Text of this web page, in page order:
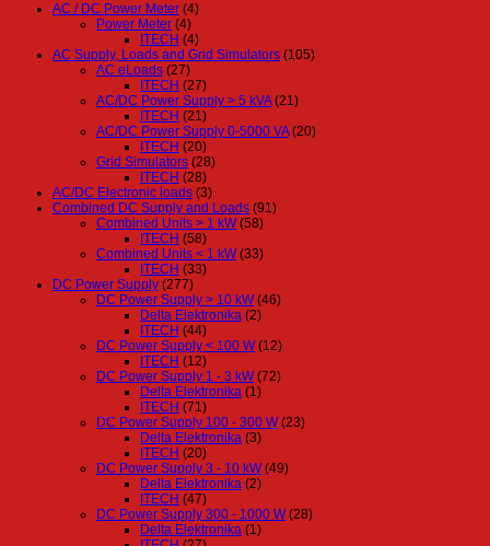
AC / DC Power Meter (4)
Power Meter (4)
ITECH (4)
AC Supply, Loads and Grid Simulators (105)
AC eLoads (27)
ITECH (27)
AC/DC Power Supply > 5 kVA (21)
ITECH (21)
AC/DC Power Supply 0-5000 VA (20)
ITECH (20)
Grid Simulators (28)
ITECH (28)
AC/DC Electronic loads (3)
Combined DC Supply and Loads (91)
Combined Units > 1 kW (58)
ITECH (58)
Combined Units < 1 kW (33)
ITECH (33)
DC Power Supply (277)
DC Power Supply > 10 kW (46)
Delta Elektronika (2)
ITECH (44)
DC Power Supply < 100 W (12)
ITECH (12)
DC Power Supply 1 - 3 kW (72)
Delta Elektronika (1)
ITECH (71)
DC Power Supply 100 - 300 W (23)
Delta Elektronika (3)
ITECH (20)
DC Power Supply 3 - 10 kW (49)
Delta Elektronika (2)
ITECH (47)
DC Power Supply 300 - 1000 W (28)
Delta Elektronika (1)